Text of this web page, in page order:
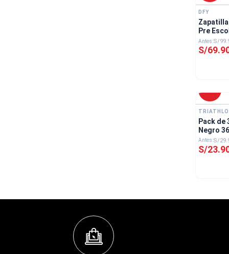
DFY
Pre
S/99.
S/69.
Pack de
Negro
S/29.
S/23.